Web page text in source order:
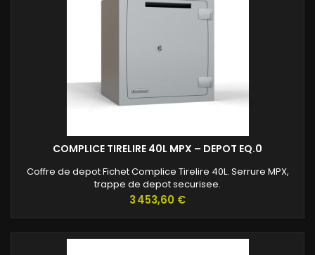
COMPLICE TIRELIRE 40L MPX – DEPOT EQ.0
Coffre de depot Fichet Complice Tirelire 40L. Serrure MPX,
trappe de depot securisee.
Prix
3 453,60 €